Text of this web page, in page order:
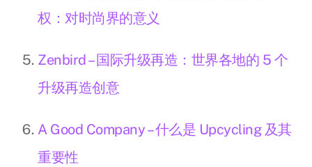
权：对时尚界的意义
Zenbird – 国际升级再造：世界各地的 5 个
升级再造创意
A Good Company – 什么是 Upcycling 及其
重要性